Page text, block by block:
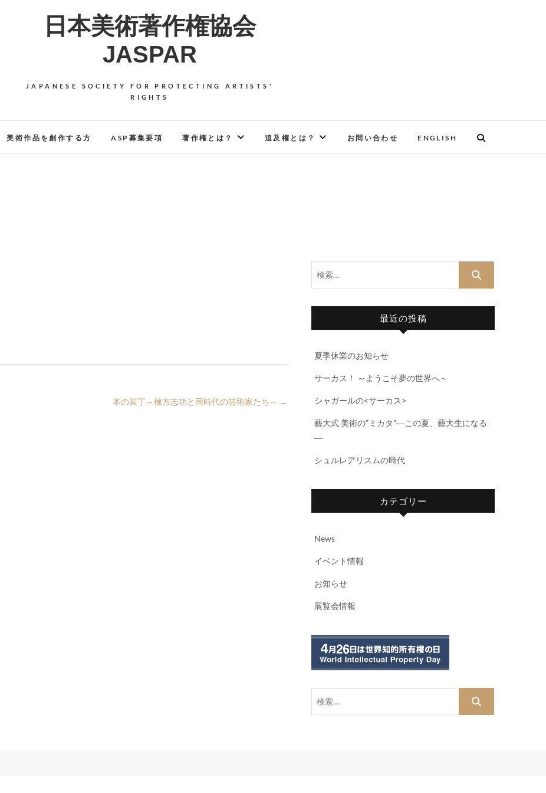
日本美術著作権協会
JASPAR
JAPANESE SOCIETY FOR PROTECTING ARTISTS'
RIGHTS
美術作品を創作する方 ASP募集要項 著作権とは？ 追及権とは？ お問い合わせ ENGLISH
本の装丁～棟方志功と同時代の芸術家たち～ →
最近の投稿
夏季休業のお知らせ
サーカス！ ～ようこそ夢の世界へ～
シャガールの<サーカス>
藝大式 美術の”ミカタ”―この夏、藝大生になる
―
シュルレアリスムの時代
カテゴリー
News
イベント情報
お知らせ
展覧会情報